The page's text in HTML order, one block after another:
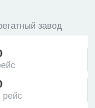
завод
рейс